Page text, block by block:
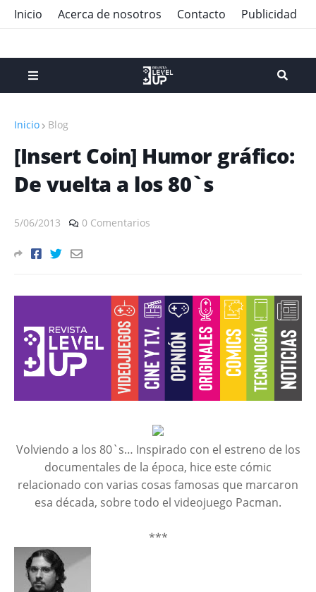
Inicio Acerca de nosotros Contacto Publicidad
Inicio Blog
[Insert Coin] Humor gráfico:
De vuelta a los 80`s
5/06/2013 0 Comentarios
Volviendo a los 80`s… Inspirado con el estreno de los
documentales de la época, hice este cómic
relacionado con varias cosas famosas que marcaron
esa década, sobre todo el videojuego Pacman.
***